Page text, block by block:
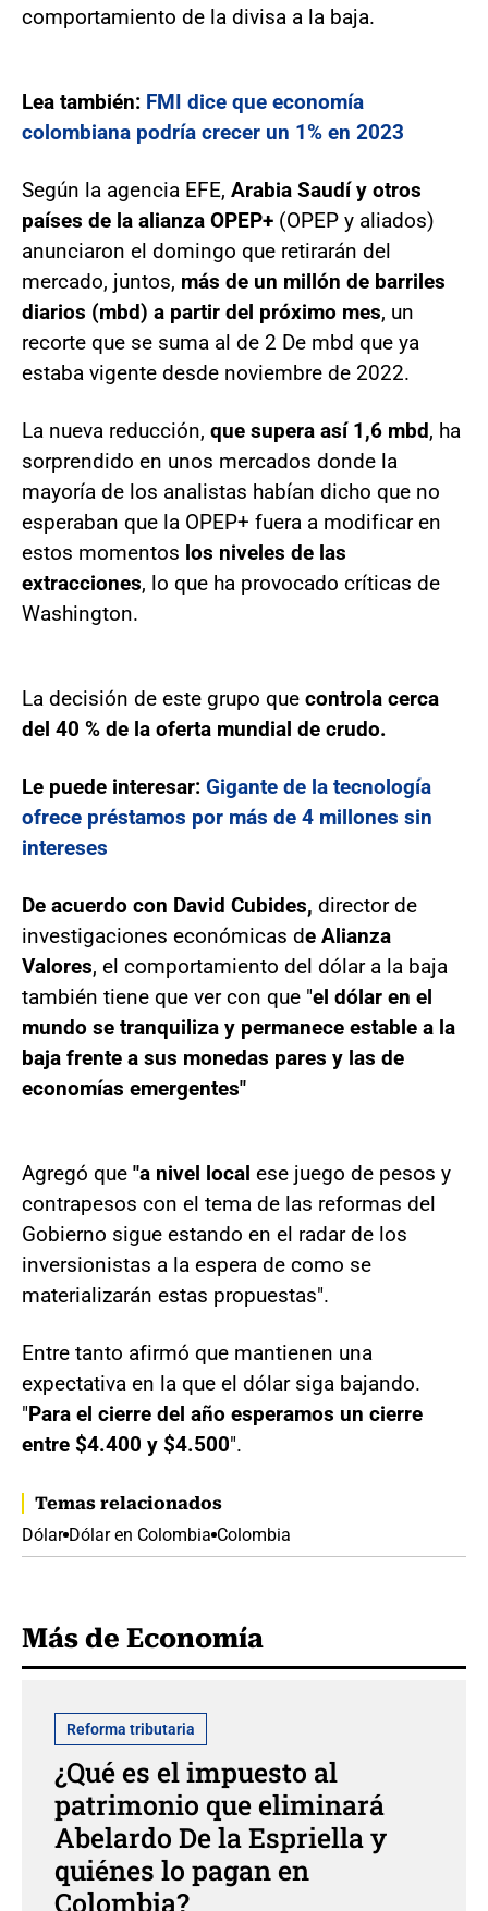
comportamiento de la divisa a la baja.
Lea también: FMI dice que economía
colombiana podría crecer un 1% en 2023
Según la agencia EFE, Arabia Saudí y otros
países de la alianza OPEP+ (OPEP y aliados)
anunciaron el domingo que retirarán del
mercado, juntos, más de un millón de barriles
diarios (mbd) a partir del próximo mes, un
recorte que se suma al de 2 De mbd que ya
estaba vigente desde noviembre de 2022.
La nueva reducción, que supera así 1,6 mbd, ha
sorprendido en unos mercados donde la
mayoría de los analistas habían dicho que no
esperaban que la OPEP+ fuera a modificar en
estos momentos los niveles de las
extracciones, lo que ha provocado críticas de
Washington.
La decisión de este grupo que controla cerca
del 40 % de la oferta mundial de crudo.
Le puede interesar: Gigante de la tecnología
ofrece préstamos por más de 4 millones sin
intereses
De acuerdo con David Cubides, director de
investigaciones económicas de Alianza
Valores, el comportamiento del dólar a la baja
también tiene que ver con que "el dólar en el
mundo se tranquiliza y permanece estable a la
baja frente a sus monedas pares y las de
economías emergentes"
Agregó que "a nivel local ese juego de pesos y
contrapesos con el tema de las reformas del
Gobierno sigue estando en el radar de los
inversionistas a la espera de como se
materializarán estas propuestas".
Entre tanto afirmó que mantienen una
expectativa en la que el dólar siga bajando.
"Para el cierre del año esperamos un cierre
entre $4.400 y $4.500".
Temas relacionados
Dólar Dólar en Colombia Colombia
Más de Economía
Reforma tributaria
¿Qué es el impuesto al
patrimonio que eliminará
Abelardo De la Espriella y
quiénes lo pagan en
Colombia?